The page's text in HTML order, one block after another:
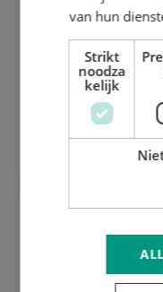
4 mm
geslepen
van hun
Strikt
noodza
kelijk